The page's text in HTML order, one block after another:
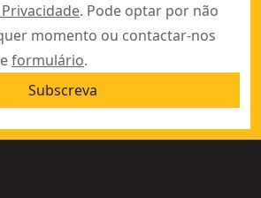
. Pode optar por não
momento ou contactar-nos
formulário.
Subscreva